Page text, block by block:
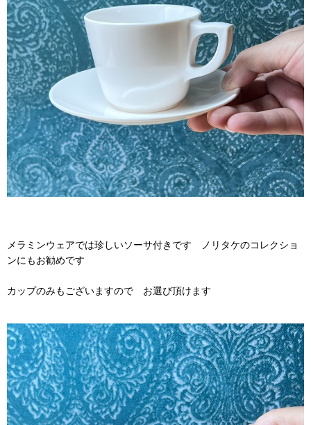
メラミンウェアでは珍しいソーサ付きです ノリタケのコレクショ
ンにもお勧めです
カップのみもございますので お選び頂けます